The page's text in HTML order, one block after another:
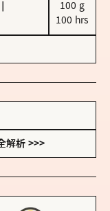
100 g
100 hrs
解析 >>>